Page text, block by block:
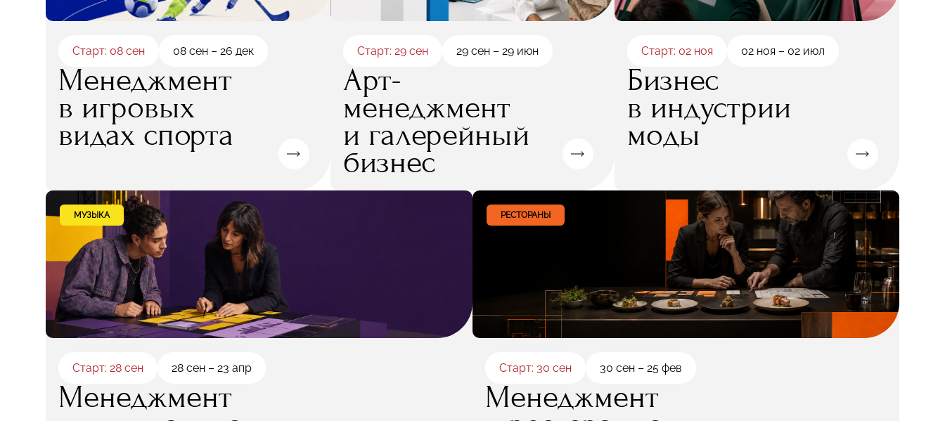
Старт: 08 сен 08 сен – 26 дек
Менеджмент
в игровых
видах спорта
Старт: 29 сен 29 сен – 29 июн
Арт-
менеджмент
и галерейный
бизнес
Старт: 02 ноя 02 ноя – 02 июл
Бизнес
в индустрии
моды
МУЗЫКА
Старт: 28 сен 28 сен – 23 апр
Менеджмент
РЕСТОРАНЫ
Старт: 30 сен 30 сен – 25 фев
Менеджмент